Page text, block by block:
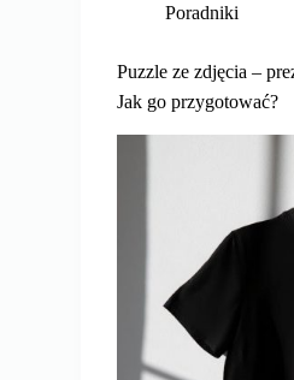
Poradniki
Puzzle ze zdjęcia –
Jak go przygotować?